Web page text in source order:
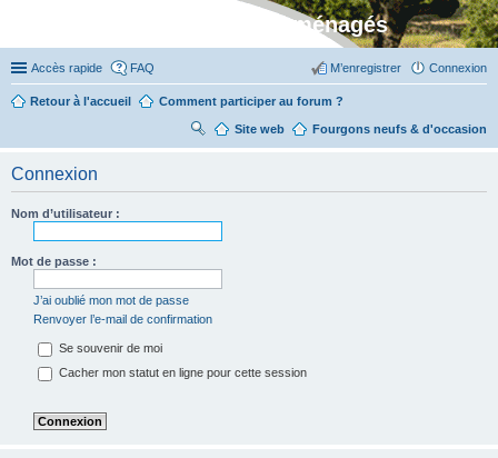
Stylevan - Vans aménagés
Accès rapide FAQ Connexion
M’enregistrer
Retour à l'accueil Comment participer au forum ?
Fourgons neufs & d'occasion
Site web
R
Connexion
Nom d’utilisateur :
Mot de passe :
J’ai oublié mon mot de passe
Renvoyer l’e-mail de confirmation
Se souvenir de moi
Cacher mon statut en ligne pour cette session